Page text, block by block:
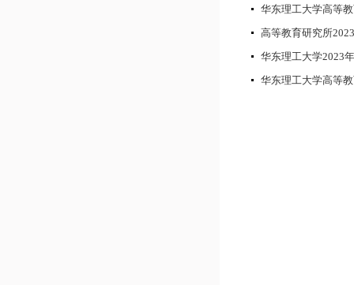
华东理工大学高等
高等教育研究所
华东理工大学2023
华东理工大学高等